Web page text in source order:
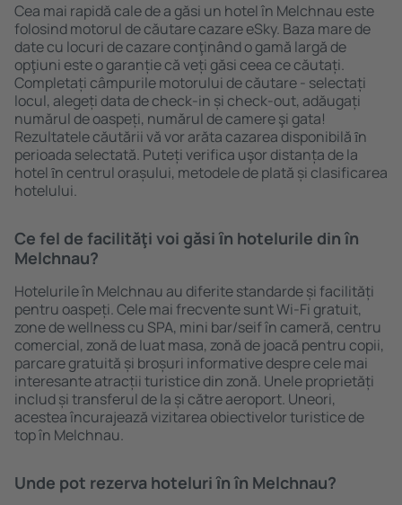
Cea mai rapidă cale de a găsi un hotel în Melchnau este
folosind motorul de căutare cazare eSky. Baza mare de
date cu locuri de cazare conţinând o gamă largă de
opţiuni este o garanție că veți găsi ceea ce căutați.
Completați câmpurile motorului de căutare - selectați
locul, alegeți data de check-in și check-out, adăugați
numărul de oaspeți, numărul de camere şi gata!
Rezultatele căutării vă vor arăta cazarea disponibilă ȋn
perioada selectată. Puteți verifica uşor distanța de la
hotel ȋn centrul orașului, metodele de plată și clasificarea
hotelului.
Ce fel de facilităţi voi găsi ȋn hotelurile din în
Melchnau?
Hotelurile în Melchnau au diferite standarde și facilități
pentru oaspeți. Cele mai frecvente sunt Wi-Fi gratuit,
zone de wellness cu SPA, mini bar/seif în cameră, centru
comercial, zonă de luat masa, zonă de joacă pentru copii,
parcare gratuită și broșuri informative despre cele mai
interesante atracții turistice din zonă. Unele proprietăți
includ și transferul de la și către aeroport. Uneori,
acestea încurajează vizitarea obiectivelor turistice de
top în Melchnau.
Unde pot rezerva hoteluri ȋn în Melchnau?